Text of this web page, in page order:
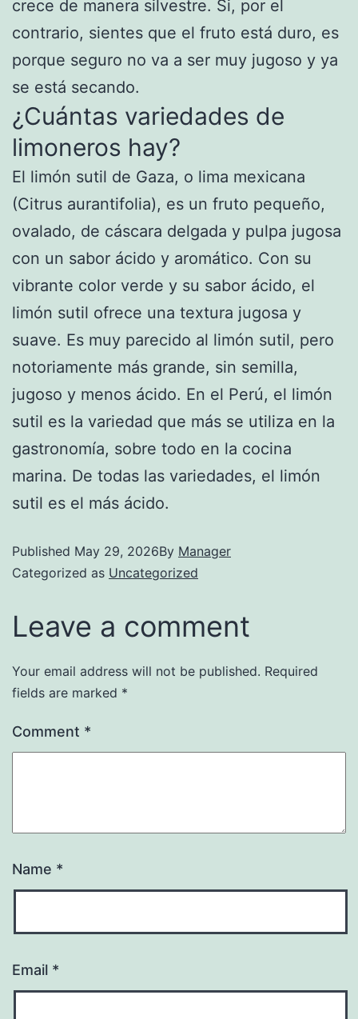
crece de manera silvestre. Si, por el
contrario, sientes que el fruto está duro, es
porque seguro no va a ser muy jugoso y ya
se está secando.
¿Cuántas variedades de
limoneros hay?
El limón sutil de Gaza, o lima mexicana
(Citrus aurantifolia), es un fruto pequeño,
ovalado, de cáscara delgada y pulpa jugosa
con un sabor ácido y aromático. Con su
vibrante color verde y su sabor ácido, el
limón sutil ofrece una textura jugosa y
suave. Es muy parecido al limón sutil, pero
notoriamente más grande, sin semilla,
jugoso y menos ácido. En el Perú, el limón
sutil es la variedad que más se utiliza en la
gastronomía, sobre todo en la cocina
marina. De todas las variedades, el limón
sutil es el más ácido.
Published May 29, 2026By Manager
Categorized as Uncategorized
Leave a comment
Your email address will not be published. Required
fields are marked *
Comment *
Name *
Email *